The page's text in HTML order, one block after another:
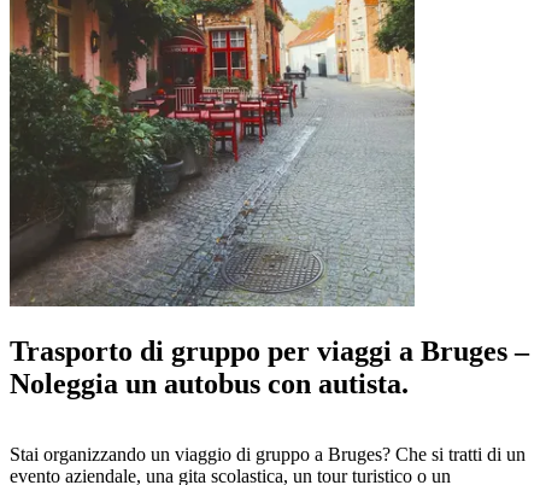
Trasporto di gruppo per viaggi a Bruges –
Noleggia un autobus con autista.
Stai organizzando un viaggio di gruppo a Bruges? Che si tratti di un
evento aziendale, una gita scolastica, un tour turistico o un